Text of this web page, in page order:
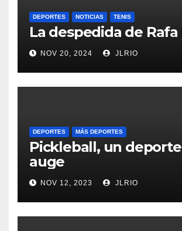
DEPORTES NOTICIAS TENIS
La despedida de Rafa
NOV 20, 2024 JLRIO
DEPORTES MÁS DEPORTES
Pickleball, un
auge
NOV 12, 2023 JLRIO